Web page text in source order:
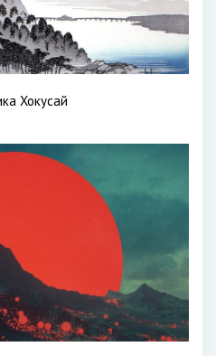
Хокусай